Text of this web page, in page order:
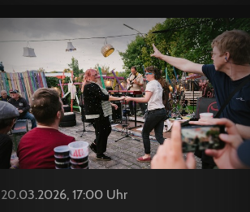
20.03.2026, 17:00 Uhr